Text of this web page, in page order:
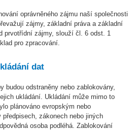
oprávněného zájmu naší společnosti
zájmy, základní práva a základní
prvotřídní zájmy, slouží čl. 6 odst. 1
pro zpracování.
dat
budou odstraněny nebo zablokovány,
ukládání. Ukládání může mimo to
plánováno evropským nebo
zákonech nebo jiných
osoba podléhá. Zablokování